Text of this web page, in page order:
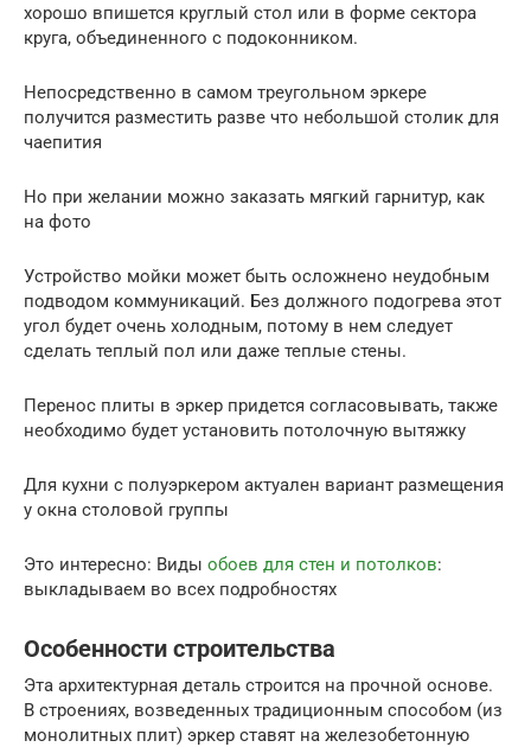
хорошо впишется круглый стол или в форме сектора
круга, объединенного с подоконником.
Непосредственно в самом треугольном эркере
получится разместить разве что небольшой столик для
чаепития
Но при желании можно заказать мягкий гарнитур, как
на фото
Устройство мойки может быть осложнено неудобным
подводом коммуникаций. Без должного подогрева этот
угол будет очень холодным, потому в нем следует
сделать теплый пол или даже теплые стены.
Перенос плиты в эркер придется согласовывать, также
необходимо будет установить потолочную вытяжку
Для кухни с полуэркером актуален вариант размещения
у окна столовой группы
Это интересно: Виды обоев для стен и потолков:
выкладываем во всех подробностях
Особенности строительства
Эта архитектурная деталь строится на прочной основе.
В строениях, возведенных традиционным способом (из
монолитных плит) эркер ставят на железобетонную